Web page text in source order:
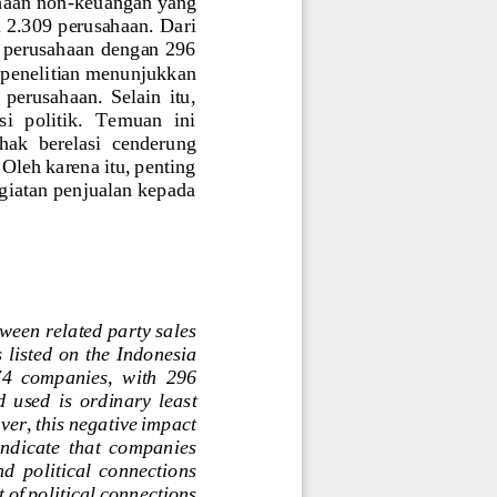
perusahaan. Dari
dengan 296
menunjukkan
Selain  itu,
politik.  Temuan  ini
berelasi  cenderung
karena itu, penting
penjualan kepada
related party sales
on the Indonesia
companies,  with  296
used  is  ordinary  least
this negative impact
that  companies
political  connections
of political connections